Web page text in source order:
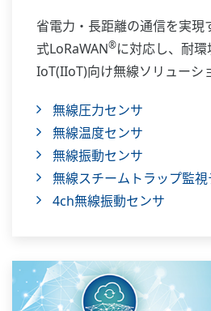
省電力・長距離の通信を実現
式LoRaWAN®に対応し、耐
IoT(IIoT)向け無線ソリューシ
無線圧力センサ
無線温度センサ
無線振動センサ
無線スチームトラップ監
4ch無線振動センサ